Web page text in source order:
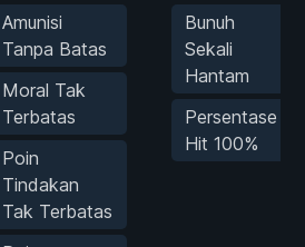
Amunisi
Tanpa Batas
Moral Tak
Terbatas
Poin
Tindakan
Tak Terbatas
Bunuh
Sekali
Hantam
Persentase
Hit 100%